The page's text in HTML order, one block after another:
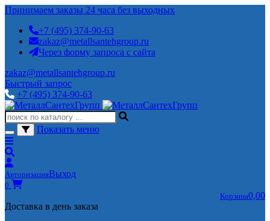
Принимаем заказы 24 часа без выходных
+7 (495) 374-90-63
zakaz@metallsantehgroup.ru
Через форму запроса с сайта
zakaz@metallsantehgroup.ru
Быстрый запрос
+7 (495) 374-90-63
Показать меню
АвторизацияВыход
0
Корзина0,00
Доставка в день заказа